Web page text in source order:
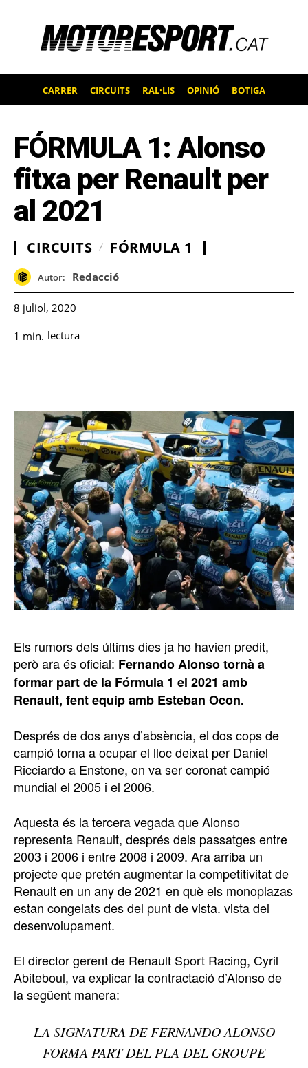
CARRER CIRCUITS RAL·LIS OPINIÓ BOTIGA
FÓRMULA 1: Alonso
fitxa per Renault per
al 2021
CIRCUITS FÓRMULA 1
Autor: Redacció
8 juliol, 2020
1 min. lectura
Els rumors dels últims dies ja ho havien predit,
però ara és oficial: Fernando Alonso tornà a
formar part de la Fórmula 1 el 2021 amb
Renault, fent equip amb Esteban Ocon.
Després de dos anys d’absència, el dos cops de
campió torna a ocupar el lloc deixat per Daniel
Ricciardo a Enstone, on va ser coronat campió
mundial el 2005 i el 2006.
Aquesta és la tercera vegada que Alonso
representa Renault, després dels passatges entre
2003 i 2006 i entre 2008 i 2009. Ara arriba un
projecte que pretén augmentar la competitivitat de
Renault en un any de 2021 en què els monoplazas
estan congelats des del punt de vista. vista del
desenvolupament.
El director gerent de Renault Sport Racing, Cyril
Abiteboul, va explicar la contractació d’Alonso de
la següent manera:
LA SIGNATURA DE FERNANDO ALONSO
FORMA PART DEL PLA DEL GROUPE